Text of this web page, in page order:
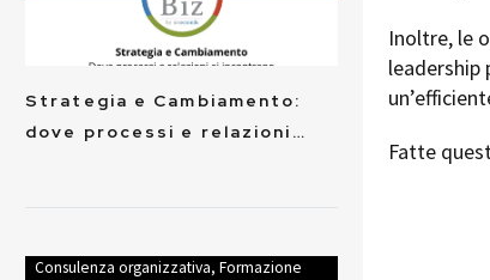
Strategia e Cambiamento:
dove processi e relazioni…
Consulenza organizzativa, Formazione
Inoltre, le
leadership
Fatte